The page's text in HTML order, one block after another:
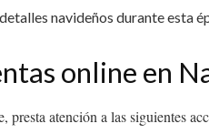
navideños durante
online en
atención a las siguientes